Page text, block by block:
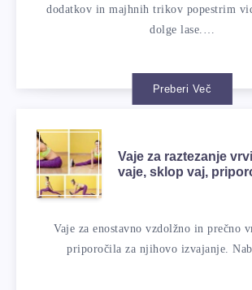
dodatkov in majhnih trikov popestrim
dolge lase.…
Preberi Več
Vaje za raztezanje
vaje, sklop vaj,
Vaje za enostavno vzdolžno in prečno
priporočila za njihovo izvajanje.